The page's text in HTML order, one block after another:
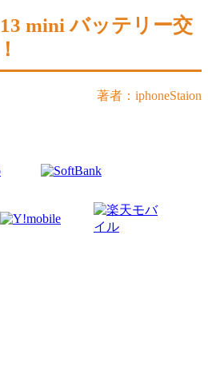
mini バッテリー交
著者：iphoneStaion